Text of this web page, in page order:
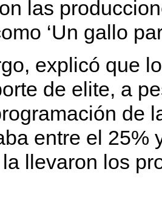
las
‘Un gallo
explicó que
de elite, a
de
entre el 25%
llevaron los